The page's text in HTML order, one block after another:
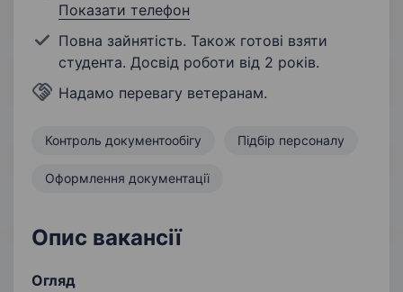
Показати телефон
Повна зайнятість. Також готові взяти
студента. Досвід роботи від 2 років.
Надамо перевагу ветеранам.
Контроль документообігу Підбір персоналу
Оформлення документації
Опис вакансії
Огляд